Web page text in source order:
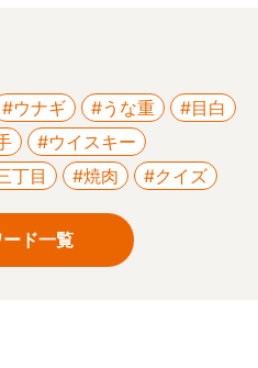
#ウナギ #うな重
#目白
#ウイスキー
丁目 #焼肉 #クイズ
ド一覧